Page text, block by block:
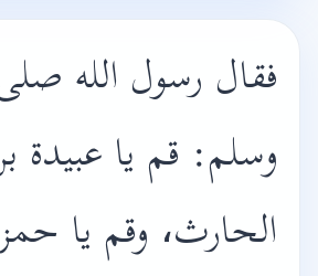
فقال رسول الله
وسلم: قم يا عبيدة
الحارث، وقم يا